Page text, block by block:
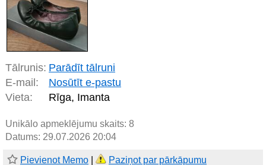
Tālrunis: Parādīt tālruni
E-mail:
Nosūtīt e-pastu
Vieta:
Rīga, Imanta
Unikālo apmeklējumu skaits: 8
Datums: 29.07.2026 20:04
Pievienot Memo Paziņot par pārkāpumu